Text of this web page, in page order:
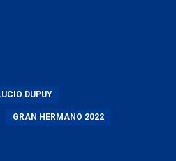
DUPUY
GRAN HERMANO 2022